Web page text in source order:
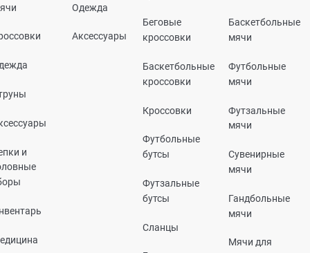
и
Одежда
Аксессуары
Беговые
кроссовки
Баскетбольные
кроссовки
Кроссовки
Футбольные
бутсы
Футзальные
бутсы
Сланцы
Баскетбольные
мячи
Футбольные
мячи
Футзальные
мячи
Сувенирные
мячи
Гандбольные
мячи
Мячи для